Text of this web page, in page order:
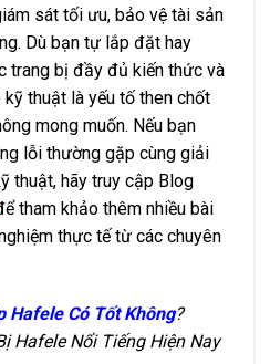
sát tối ưu, bảo vệ tài sản
Dù bạn tự lắp đặt hay
trang bị đầy đủ kiến thức và
thuật là yếu tố then chốt
mong muốn. Nếu bạn
lỗi thường gặp cùng giải
thuật, hãy truy cập Blog
tham khảo thêm nhiều bài
thực tế từ các chuyên
Hafele Có Tốt Không?
Hafele Nổi Tiếng Hiện Nay